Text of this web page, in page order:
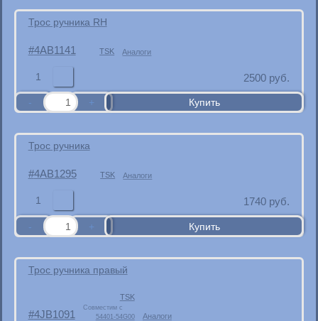
Трос ручника RH
4AB1141 TSK Аналоги
1 2500 руб.
Трос ручника
4AB1295 TSK Аналоги
1 1740 руб.
Трос ручника правый
4JB1091
TSK
Совместим с
54401-54G00
Аналоги